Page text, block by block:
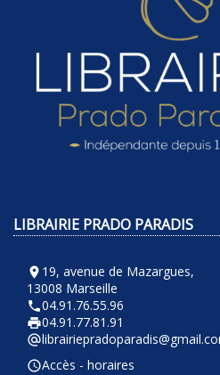
LIBRAIRIE PRADO PARADIS
room 19, avenue de Mazargues,
13008 Marseille
phone04.91.76.55.96
local_printshop04.91.77.81.91
alternate_email
query_builderAccès - horaires